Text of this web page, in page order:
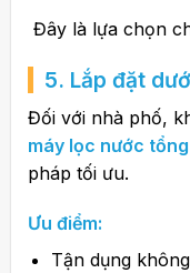
Đây là lựa chọn
5. Lắp đặt
Đối với nhà phố,
máy lọc nước
pháp tối ưu.
Ưu điểm:
Tận dụng